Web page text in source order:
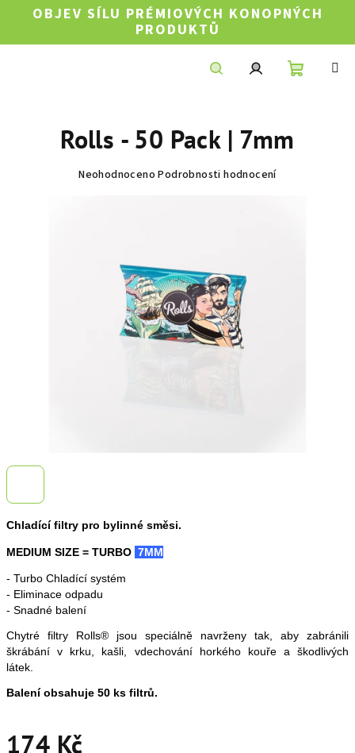
OBJEV SÍLU PRÉMIOVÝCH KONOPNÝCH
PRODUKTŮ
Chladící filtry pro bylinné směsi.
MEDIUM SIZE = TURBO 7MM
- Turbo Chladící systém
- Eliminace odpadu
- Snadné balení
Chytré filtry Rolls® jsou speciálně navrženy tak, aby zabránili
škrábání v krku, kašli, vdechování horkého kouře a škodlivých
látek.
Balení obsahuje 50 ks filtrů.
174 Kč
Rolls - 50 Pack | 7mm
Průměrné
hvězdiček.
Neohodnoceno Podrobnosti hodnocení